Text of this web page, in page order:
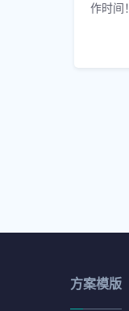
作时间！
方案模版